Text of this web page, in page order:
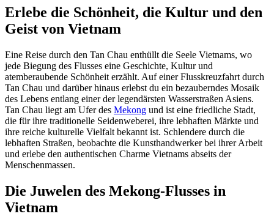
Erlebe die Schönheit, die Kultur und den
Geist von Vietnam
Eine Reise durch den Tan Chau enthüllt die Seele Vietnams, wo
jede Biegung des Flusses eine Geschichte, Kultur und
atemberaubende Schönheit erzählt. Auf einer Flusskreuzfahrt durch
Tan Chau und darüber hinaus erlebst du ein bezauberndes Mosaik
des Lebens entlang einer der legendärsten Wasserstraßen Asiens.
Tan Chau liegt am Ufer des Mekong und ist eine friedliche Stadt,
die für ihre traditionelle Seidenweberei, ihre lebhaften Märkte und
ihre reiche kulturelle Vielfalt bekannt ist. Schlendere durch die
lebhaften Straßen, beobachte die Kunsthandwerker bei ihrer Arbeit
und erlebe den authentischen Charme Vietnams abseits der
Menschenmassen.
Die Juwelen des Mekong-Flusses in
Vietnam